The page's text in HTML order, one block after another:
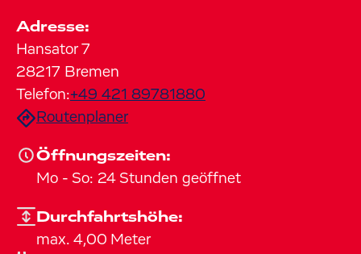
Adresse:
Hansator 7
28217 Bremen
Telefon:+49 421 89781880
Routenplaner
Öffnungszeiten:
Mo - So: 24 Stunden geöffnet
Durchfahrtshöhe:
max. 4,00 Meter